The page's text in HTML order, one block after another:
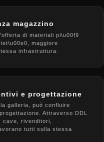
magazzino
di materiali pi\u00f9
maggiore
infrastruttura.
e progettazione
galleria, può confluire
Attraverso DDL
rivenditori,
tutti sulla stessa